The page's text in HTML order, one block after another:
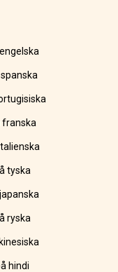
franska
tyska
ryska
hindi